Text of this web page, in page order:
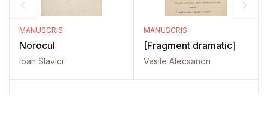
MANUSCRIS
Norocul
Ioan Slavici
MANUSCRIS
[Fragment dramatic]
Vasile Alecsandri